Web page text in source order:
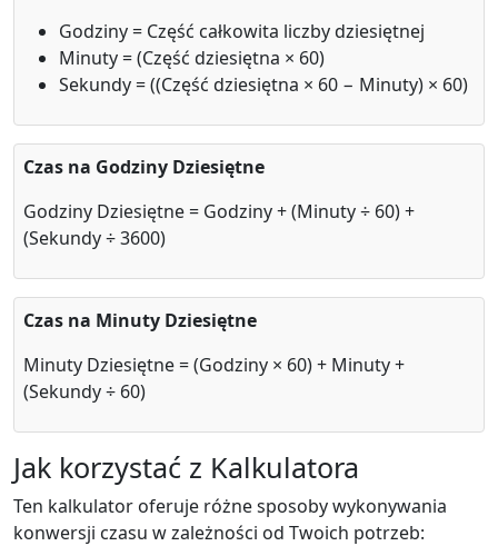
Godziny = Część całkowita liczby dziesiętnej
Minuty = (Część dziesiętna × 60)
Sekundy = ((Część dziesiętna × 60 − Minuty) × 60)
Czas na Godziny Dziesiętne
Godziny Dziesiętne = Godziny + (Minuty ÷ 60) +
(Sekundy ÷ 3600)
Czas na Minuty Dziesiętne
Minuty Dziesiętne = (Godziny × 60) + Minuty +
(Sekundy ÷ 60)
Jak korzystać z Kalkulatora
Ten kalkulator oferuje różne sposoby wykonywania
konwersji czasu w zależności od Twoich potrzeb: